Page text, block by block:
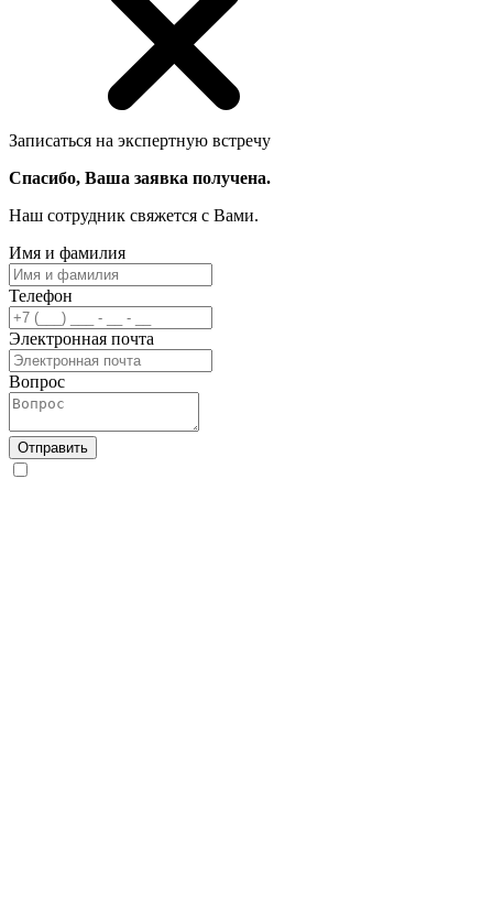
Записаться на экспертную встречу
Спасибо, Ваша заявка получена.
Наш сотрудник свяжется с Вами.
Имя и фамилия
Телефон
Электронная почта
Вопрос
Отправить